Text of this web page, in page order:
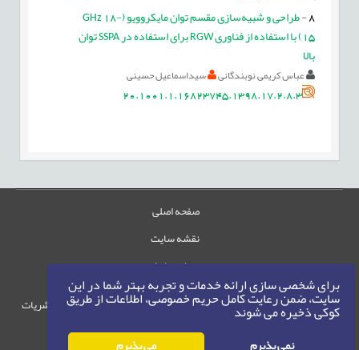
برای شخصی سازی ارائه خدمات و تجربه بهتر شما در این
سایت، ضمن رعایت کامل حریم خصوصی، اطلاعات از طریق
کوکی ذخیره می شوند
8
-
طراحی و شبیه‌سازی مقسم توان مایکروویو (GHz 18-
15) با استفاده از فناوری RGW برای استفاده در SSPA توان
بالا
عباس کریمی نوبندگانی سیداسماعیل حسینی
20.1001.1.16823745.1398.17.2.8.3
صفحه اصلی
نقشه سایت
تماس با ما
حقوق این وب‌سایت متعلق به سامانه مدیریت نشریات
حق نشر©
1405-1396